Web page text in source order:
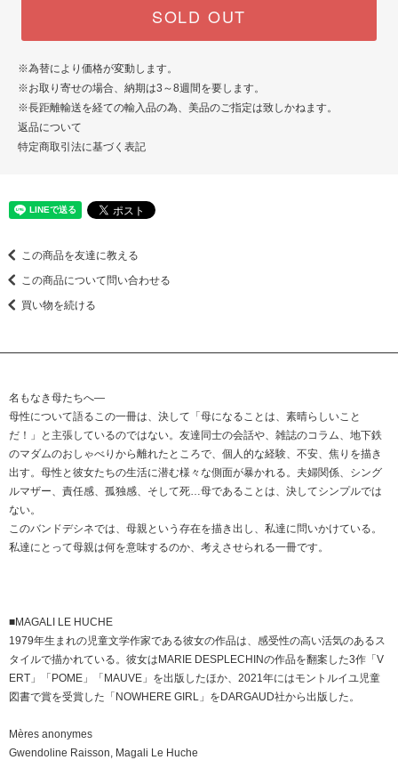
SOLD OUT
※為替により価格が変動します。
※お取り寄せの場合、納期は3～8週間を要します。
※長距離輸送を経ての輸入品の為、美品のご指定は致しかねます。
返品について
特定商取引法に基づく表記
この商品を友達に教える
この商品について問い合わせる
買い物を続ける
名もなき母たちへ―
母性について語るこの一冊は、決して「母になることは、素晴らしいこと
だ！」と主張しているのではない。友達同士の会話や、雑誌のコラム、地下鉄
のマダムのおしゃべりから離れたところで、個人的な経験、不安、焦りを描き
出す。母性と彼女たちの生活に潜む様々な側面が暴かれる。夫婦関係、シング
ルマザー、責任感、孤独感、そして死…母であることは、決してシンプルでは
ない。
このバンドデシネでは、母親という存在を描き出し、私達に問いかけている。
私達にとって母親は何を意味するのか、考えさせられる一冊です。
■MAGALI LE HUCHE
1979年生まれの児童文学作家である彼女の作品は、感受性の高い活気のあるス
タイルで描かれている。彼女はMARIE DESPLECHINの作品を翻案した3作「V
ERT」「POME」「MAUVE」を出版したほか、2021年にはモントルイユ児童
図書で賞を受賞した「NOWHERE GIRL」をDARGAUD社から出版した。
Mères anonymes
Gwendoline Raisson, Magali Le Huche